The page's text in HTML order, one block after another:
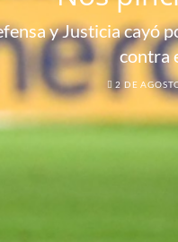
y Justicia cayó
contra
2 DE